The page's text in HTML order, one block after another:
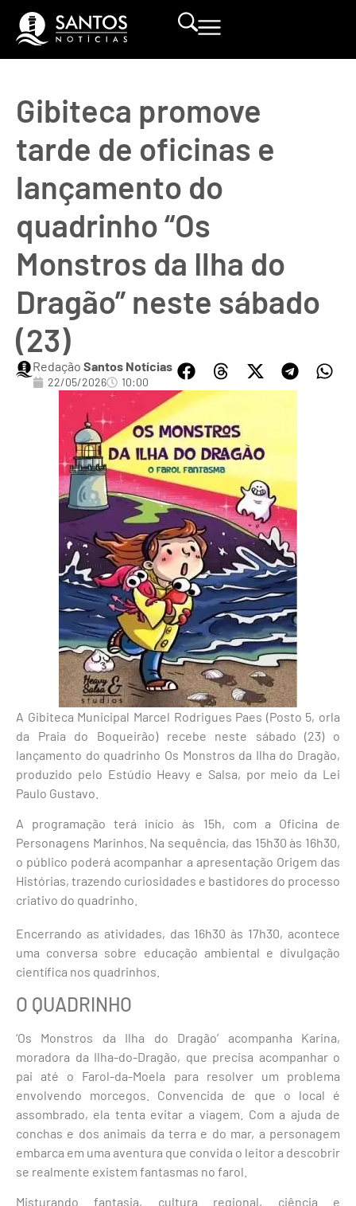
Gibiteca promove
tarde de oficinas e
lançamento do
quadrinho “Os
Monstros da Ilha do
Dragão” neste sábado
(23)
Redação Santos Notícias
22/05/2026 10:00
A Gibiteca Municipal Marcel Rodrigues Paes (Posto 5, orla
da Praia do Boqueirão) recebe neste sábado (23) o
lançamento do quadrinho Os Monstros da Ilha do Dragão,
produzido pelo Estúdio Heavy e Salsa, por meio da Lei
Paulo Gustavo.
A programação terá início às 15h, com a Oficina de
Personagens Marinhos. Na sequência, das 15h30 às 16h30,
o público poderá acompanhar a apresentação Origem das
Histórias, trazendo curiosidades e bastidores do processo
criativo do quadrinho.
Encerrando as atividades, das 16h30 às 17h30, acontece
uma conversa sobre educação ambiental e divulgação
científica nos quadrinhos.
O QUADRINHO
‘Os Monstros da Ilha do Dragão’ acompanha Karina,
moradora da Ilha-do-Dragão, que precisa acompanhar o
pai até o Farol-da-Moela para resolver um problema
envolvendo morcegos. Convencida de que o local é
assombrado, ela tenta evitar a viagem. Com a ajuda de
conchas e dos animais da terra e do mar, a personagem
embarca em uma aventura que convida o leitor a descobrir
se realmente existem fantasmas no farol.
Misturando fantasia, cultura regional, ciência e